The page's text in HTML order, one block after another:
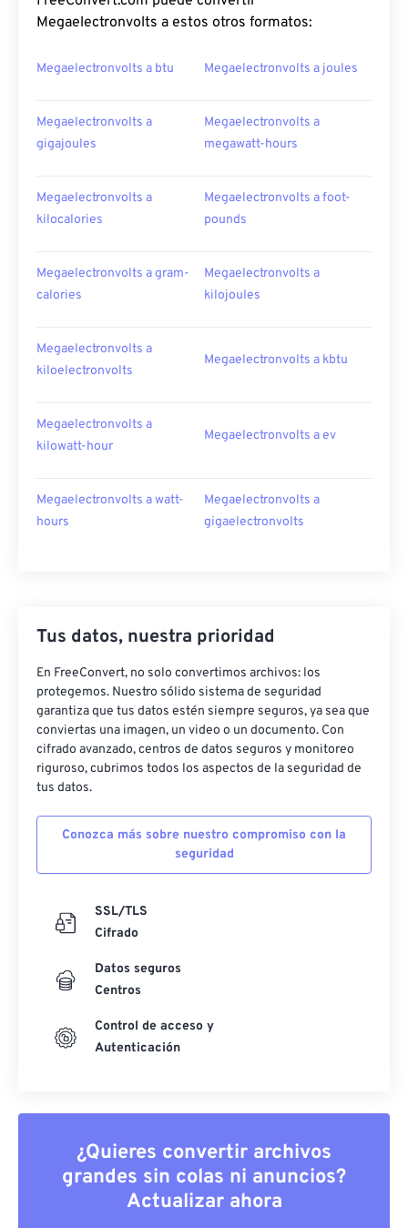
Megaelectronvolts a estos otros formatos:
Megaelectronvolts a btu Megaelectronvolts a joules
Megaelectronvolts a
gigajoules
Megaelectronvolts a
megawatt-hours
Megaelectronvolts a
kilocalories
Megaelectronvolts a foot-
pounds
Megaelectronvolts a gram-
calories
Megaelectronvolts a
kilojoules
Megaelectronvolts a
kiloelectronvolts
Megaelectronvolts a kbtu
Megaelectronvolts a
kilowatt-hour
Megaelectronvolts a ev
Megaelectronvolts a watt-
hours
Megaelectronvolts a
gigaelectronvolts
Tus datos, nuestra prioridad
En FreeConvert, no solo convertimos archivos: los
protegemos. Nuestro sólido sistema de seguridad
garantiza que tus datos estén siempre seguros, ya sea que
conviertas una imagen, un video o un documento. Con
cifrado avanzado, centros de datos seguros y monitoreo
riguroso, cubrimos todos los aspectos de la seguridad de
tus datos.
Conozca más sobre nuestro compromiso con la
seguridad
SSL/TLS
Cifrado
Datos seguros
Centros
Control de acceso y
Autenticación
¿Quieres convertir archivos
grandes sin colas ni anuncios?
Actualizar ahora